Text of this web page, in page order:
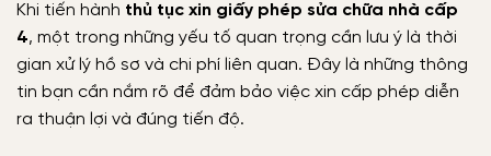
Khi tiến hành thủ tục xin giấy phép sửa chữa nhà cấp
4, một trong những yếu tố quan trọng cần lưu ý là thời
gian xử lý hồ sơ và chi phí liên quan. Đây là những thông
tin bạn cần nắm rõ để đảm bảo việc xin cấp phép diễn
ra thuận lợi và đúng tiến độ.